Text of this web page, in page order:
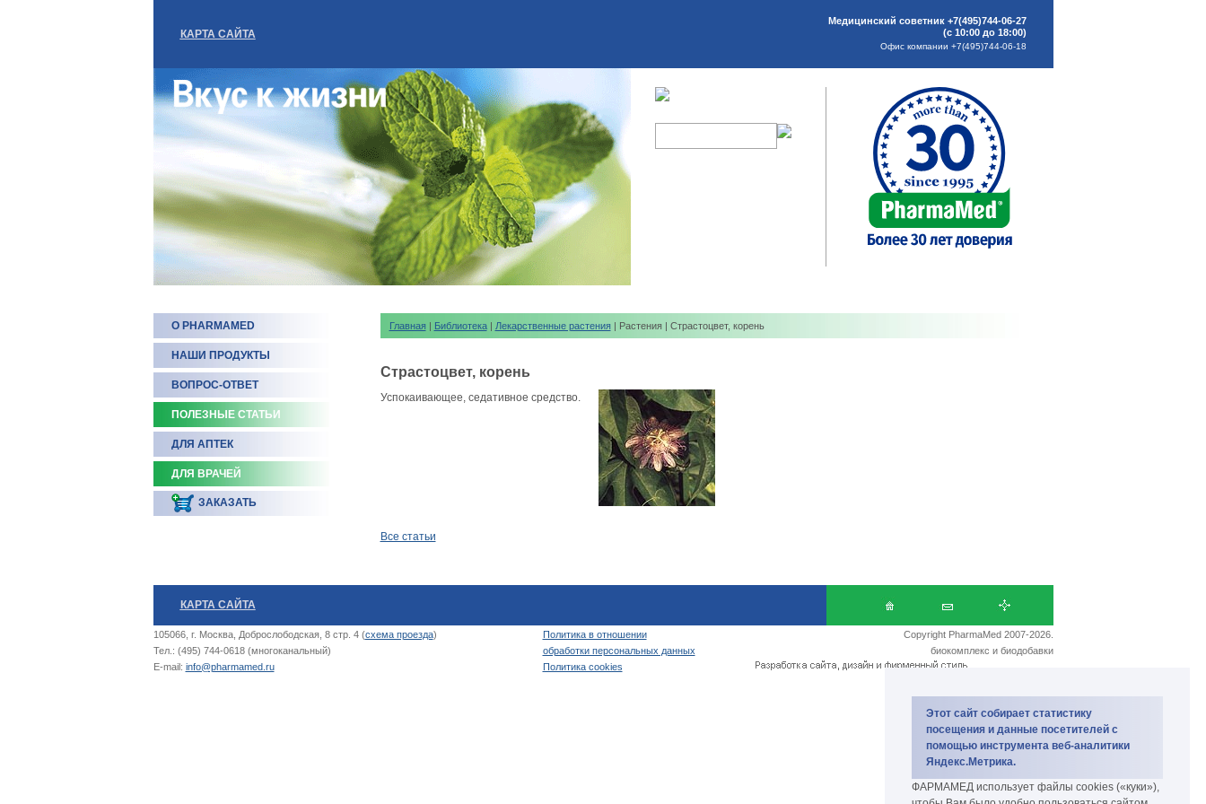
Этот сайт собирает статистику
посещения и данные посетителей с
помощью инструмента веб-аналитики
Яндекс.Метрика.
ФАРМАМЕД использует файлы cookies («куки»),
КАРТА САЙТА
Медицинский советник +7(495)744-06-27
(с 10:00 до 18:00)
Офис компании +7(495)744-06-18
О PHARMAMED
НАШИ ПРОДУКТЫ
ВОПРОС-ОТВЕТ
ПОЛЕЗНЫЕ СТАТЬИ
ДЛЯ АПТЕК
ДЛЯ ВРАЧЕЙ
ЗАКАЗАТЬ
Главная | Библиотека| Лекарственные растения| Растения | Страстоцвет, корень
Страстоцвет, корень
Успокаивающее, седативное средство.
Все статьи
КАРТА САЙТА
105066, г. Москва, Доброслободская, 8 стр. 4 (схема проезда)
Тел.: (495) 744-0618 (многоканальный)
E-mail: info@pharmamed.ru
Политика в отношении
обработки персональных данных
Политика cookies
Copyright PharmaMed 2007-2026.
биокомплекс и биодобавки